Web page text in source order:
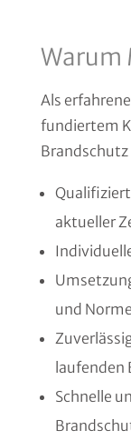
Warum
Als
fundiertem
aktueller
und
laufenden
Schnelle